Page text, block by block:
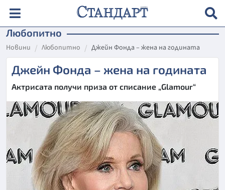
Любопитно
Новини Любопитно Джейн Фонда – жена на годината
Джейн Фонда – жена на годината
Актрисата получи приза от списание „Glamour“